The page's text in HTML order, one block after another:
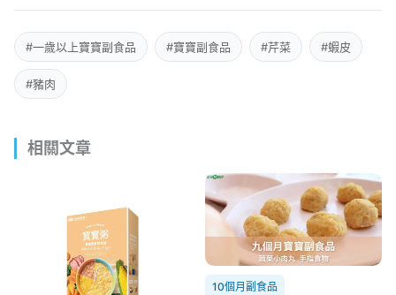
#一歲以上寶寶副食品 #寶寶副食品 #芹菜 #蝦皮
#豬肉
相關文章
10個月副食品